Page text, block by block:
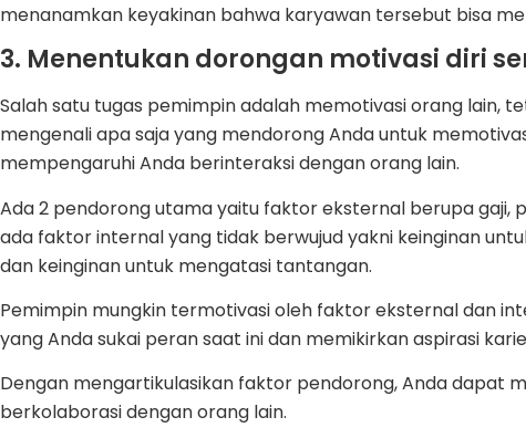
menanamkan keyakinan bahwa karyawan tersebut bisa
3. Menentukan dorongan motivasi diri
Salah satu tugas pemimpin adalah memotivasi orang lain,
mengenali apa saja yang mendorong Anda untuk
mempengaruhi Anda berinteraksi dengan orang lain.
Ada 2 pendorong utama yaitu faktor eksternal berupa gaji,
ada faktor internal yang tidak berwujud yakni keinginan
dan keinginan untuk mengatasi tantangan.
Pemimpin mungkin termotivasi oleh faktor eksternal dan
yang Anda sukai peran saat ini dan memikirkan aspirasi
Dengan mengartikulasikan faktor pendorong, Anda dapat
berkolaborasi dengan orang lain.